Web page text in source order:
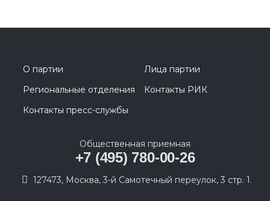
О партии
Лица партии
Региональные отделения
Контакты РИК
Контакты пресс-службы
Общественная приемная
+7 (495) 780-00-26
127473, Москва, 3-й Самотечный переулок, 3 стр. 1.